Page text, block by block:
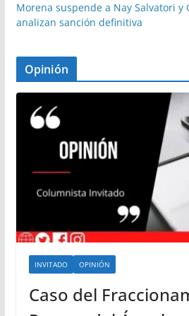
Morena suspende a Nay Salvatori y
analizan sanción definitiva
Opinión
INVITADO OPINIÓN
Caso del